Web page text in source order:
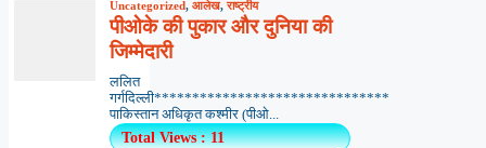
Uncategorized, आलेख,राष्ट्रीय
पीओके की पुकार और दुनिया की
जिम्मेदारी
ललित
गर्गदिल्ली*******************************
पाकिस्तान अधिकृत कश्मीर (पीओ...
Total Views : 11